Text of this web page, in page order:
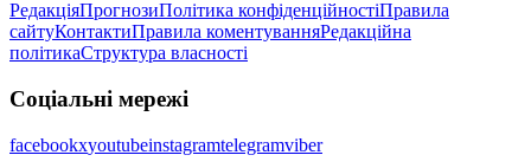
РедакціяПрогнозиПолітика конфіденційностіПравила
сайтуКонтактиПравила коментуванняРедакційна
політикаСтруктура власності
Соціальні мережі
facebookxyoutubeinstagramtelegramviber